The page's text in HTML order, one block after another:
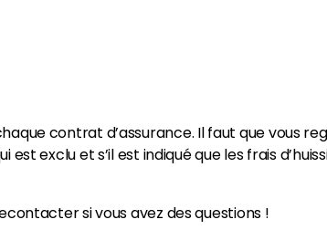
contrat d’assurance. Il faut que vous
exclu et s’il est indiqué que les frais
si vous avez des questions !